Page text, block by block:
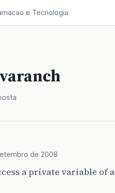
e Tecnologia
de 2008
a private variable of